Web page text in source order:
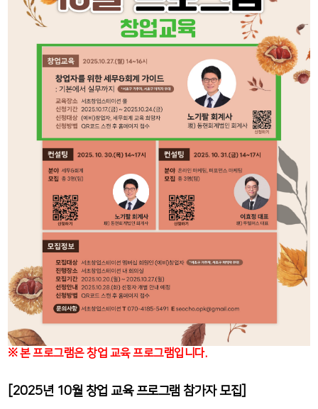
※ 본 프로그램은 창업 교육 프로그램입니다.
[2025년 10월 창업 교육 프로그램 참가자 모집]